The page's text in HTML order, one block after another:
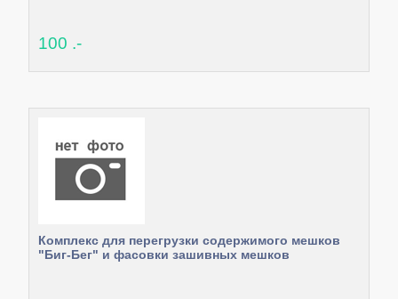
100 .-
Комплекс для перегрузки содержимого мешков
"Биг-Бег" и фасовки зашивных мешков